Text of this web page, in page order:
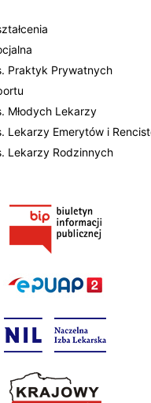
Praktyk Prywatnych
Młodych Lekarzy
Lekarzy Emerytów i
Lekarzy Rodzinnych